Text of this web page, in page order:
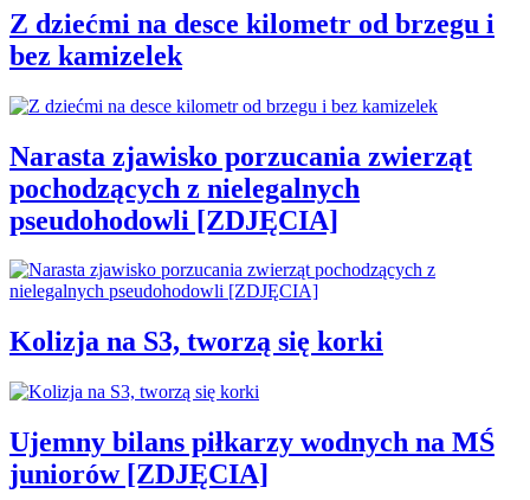
Z dziećmi na desce kilometr od brzegu i
bez kamizelek
Narasta zjawisko porzucania zwierząt
pochodzących z nielegalnych
pseudohodowli [ZDJĘCIA]
Kolizja na S3, tworzą się korki
Ujemny bilans piłkarzy wodnych na MŚ
juniorów [ZDJĘCIA]